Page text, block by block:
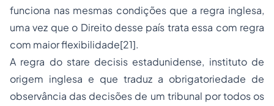
funciona nas mesmas condições que a regra inglesa,
uma vez que o Direito desse país trata essa com regra
com maior flexibilidade[21].
A regra do stare decisis estadunidense, instituto de
origem inglesa e que traduz a obrigatoriedade de
observância das decisões de um tribunal por todos os